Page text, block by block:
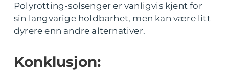
Polyrotting-solsenger er vanligvis kjent for
sin langvarige holdbarhet, men kan være litt
dyrere enn andre alternativer.
Konklusjon: